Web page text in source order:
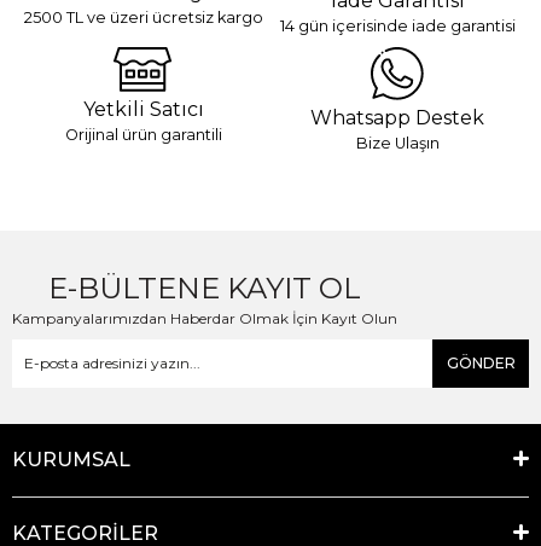
2500 TL ve üzeri ücretsiz kargo 14 gün içerisinde iade garantisi
Yetkili Satıcı
Orijinal ürün garantili
Whatsapp Destek
Bize Ulaşın
E-BÜLTENE KAYIT OL
Kampanyalarımızdan Haberdar Olmak İçin Kayıt Olun
GÖNDER
KURUMSAL
KATEGORİLER